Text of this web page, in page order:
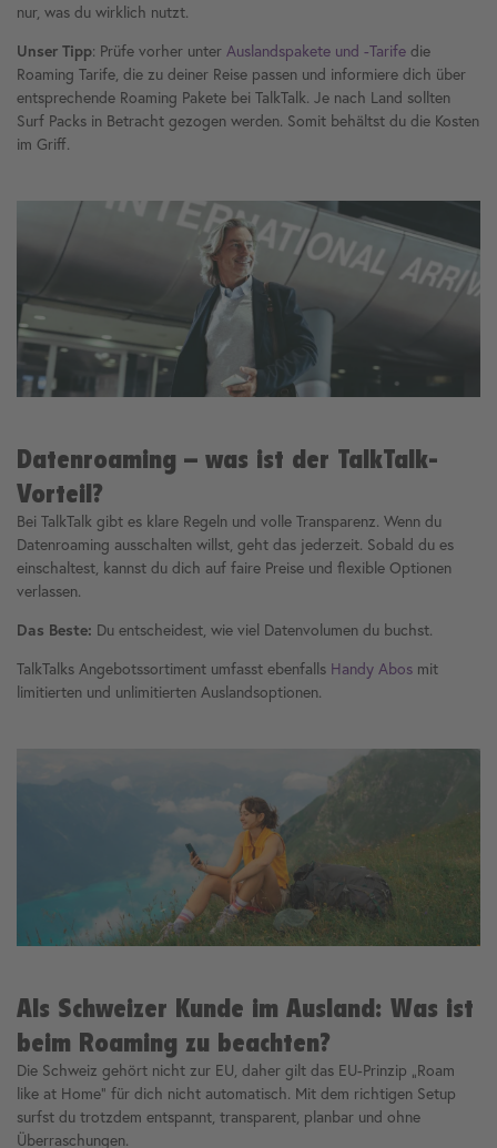
nur, was du wirklich nutzt.
Unser Tipp: Prüfe vorher unter Auslandspakete und -Tarife die
Roaming Tarife, die zu deiner Reise passen und informiere dich über
entsprechende Roaming Pakete bei TalkTalk. Je nach Land sollten
Surf Packs in Betracht gezogen werden. Somit behältst du die Kosten
im Griff.
Datenroaming – was ist der TalkTalk-
Vorteil?
Bei TalkTalk gibt es klare Regeln und volle Transparenz. Wenn du
Datenroaming ausschalten willst, geht das jederzeit. Sobald du es
einschaltest, kannst du dich auf faire Preise und flexible Optionen
verlassen.
Das Beste: Du entscheidest, wie viel Datenvolumen du buchst.
TalkTalks Angebotssortiment umfasst ebenfalls Handy Abos mit
limitierten und unlimitierten Auslandsoptionen.
Als Schweizer Kunde im Ausland: Was ist
beim Roaming zu beachten?
Die Schweiz gehört nicht zur EU, daher gilt das EU-Prinzip „Roam
like at Home“ für dich nicht automatisch. Mit dem richtigen Setup
surfst du trotzdem entspannt, transparent, planbar und ohne
Überraschungen.